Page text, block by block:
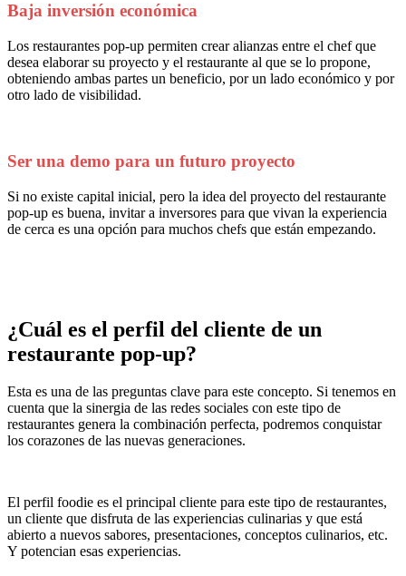
Baja inversión económica
Los restaurantes pop-up permiten crear alianzas entre el chef que
desea elaborar su proyecto y el restaurante al que se lo propone,
obteniendo ambas partes un beneficio, por un lado económico y por
otro lado de visibilidad.
Ser una demo para un futuro proyecto
Si no existe capital inicial, pero la idea del proyecto del restaurante
pop-up es buena, invitar a inversores para que vivan la experiencia
de cerca es una opción para muchos chefs que están empezando.
¿Cuál es el perfil del cliente de un
restaurante pop-up?
Esta es una de las preguntas clave para este concepto. Si tenemos en
cuenta que la sinergia de las redes sociales con este tipo de
restaurantes genera la combinación perfecta, podremos conquistar
los corazones de las nuevas generaciones.
El perfil foodie es el principal cliente para este tipo de restaurantes,
un cliente que disfruta de las experiencias culinarias y que está
abierto a nuevos sabores, presentaciones, conceptos culinarios, etc.
Y potencian esas experiencias.